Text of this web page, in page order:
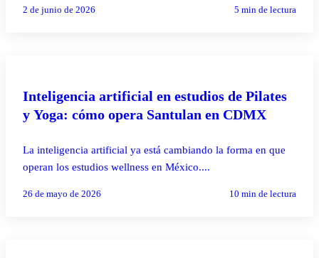
2 de junio de 2026 5 min de lectura
Inteligencia artificial en estudios de Pilates
y Yoga: cómo opera Santulan en CDMX
La inteligencia artificial ya está cambiando la forma en que
operan los estudios wellness en México....
26 de mayo de 2026 10 min de lectura